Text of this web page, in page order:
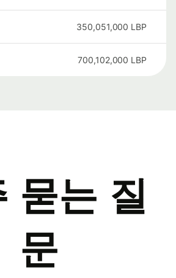
350,051,000 LBP
700,102,000 LBP
묻는 질
문